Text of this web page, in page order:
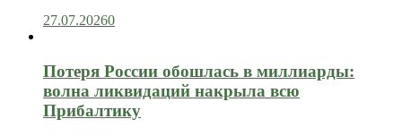
27.07.20260
Потеря России обошлась в миллиарды:
волна ликвидаций накрыла всю
Прибалтику